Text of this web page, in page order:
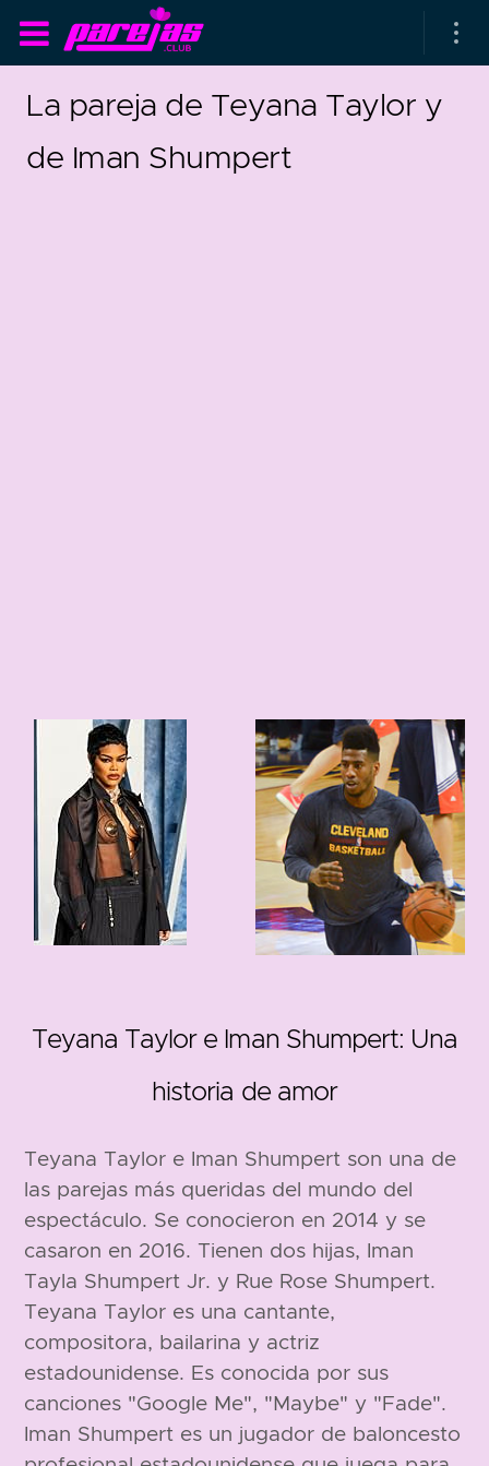
La pareja de Teyana Taylor y
de Iman Shumpert
Teyana Taylor e Iman Shumpert: Una
historia de amor
Teyana Taylor e Iman Shumpert son una de
las parejas más queridas del mundo del
espectáculo. Se conocieron en 2014 y se
casaron en 2016. Tienen dos hijas, Iman
Tayla Shumpert Jr. y Rue Rose Shumpert.
Teyana Taylor es una cantante,
compositora, bailarina y actriz
estadounidense. Es conocida por sus
canciones "Google Me", "Maybe" y "Fade".
Iman Shumpert es un jugador de baloncesto
2
1990